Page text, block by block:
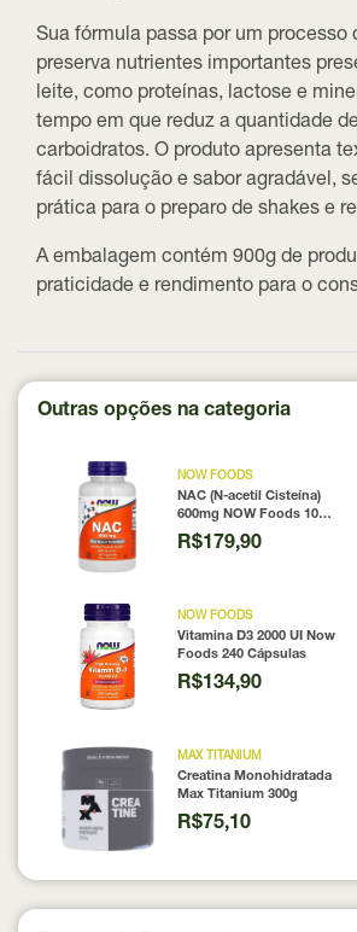
Sua fórmula passa por um processo
preserva nutrientes importantes
leite, como proteínas, lactose e
tempo em que reduz a quantidade
carboidratos. O produto apresenta
fácil dissolução e sabor agradável,
prática para o preparo de shakes e
A embalagem contém 900g de
praticidade e rendimento para o
Outras opções na categoria
NOW FOODS
NAC (N-acetil Cisteína)
600mg NOW Foods 100
Cápsulas
R$179,90
NOW FOODS
Vitamina D3 2000 UI Now
Foods 240 Cápsulas
R$134,90
MAX TITANIUM
Creatina Monohidratada
Max Titanium 300g
R$75,10